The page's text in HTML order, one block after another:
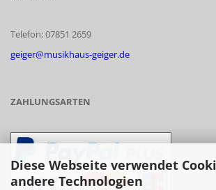
Diese Webseite verwendet
andere Technologien
Telefon: 07851 2659
geiger@musikhaus-geiger.de
ZAHLUNGSARTEN